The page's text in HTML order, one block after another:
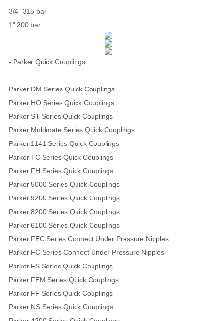
3/4" 315 bar
1" 200 bar
- Parker Quick Couplings
Parker DM Series Quick Couplings
Parker HO Series Quick Couplings
Parker ST Series Quick Couplings
Parker Moldmate Series Quick Couplings
Parker 1141 Series Quick Couplings
Parker TC Series Quick Couplings
Parker FH Series Quick Couplings
Parker 5000 Series Quick Couplings
Parker 9200 Series Quick Couplings
Parker 8200 Series Quick Couplings
Parker 6100 Series Quick Couplings
Parker FEC Series Connect Under Pressure Nipples
Parker FC Series Connect Under Pressure Nipples
Parker FS Series Quick Couplings
Parker FEM Series Quick Couplings
Parker FF Series Quick Couplings
Parker NS Series Quick Couplings